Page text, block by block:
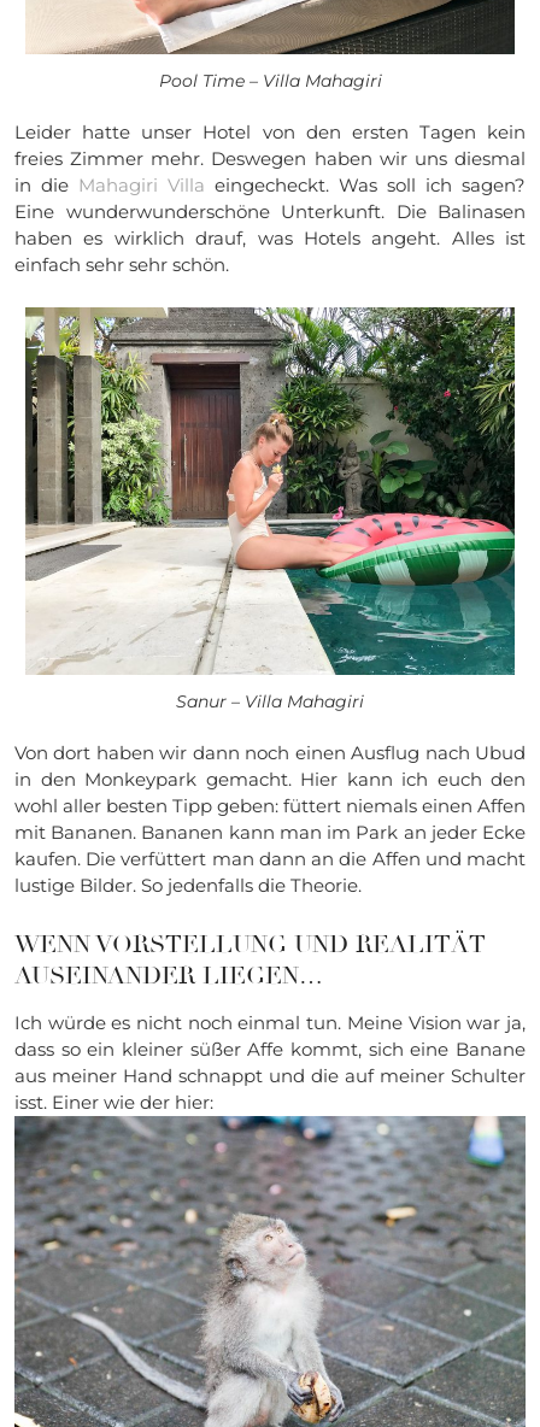
Pool Time – Villa Mahagiri
Leider hatte unser Hotel von den ersten Tagen kein
freies Zimmer mehr. Deswegen haben wir uns diesmal
in die Mahagiri Villa eingecheckt. Was soll ich sagen?
Eine wunderwunderschöne Unterkunft. Die Balinasen
haben es wirklich drauf, was Hotels angeht. Alles ist
einfach sehr sehr schön.
Sanur – Villa Mahagiri
Von dort haben wir dann noch einen Ausflug nach Ubud
in den Monkeypark gemacht. Hier kann ich euch den
wohl aller besten Tipp geben: füttert niemals einen Affen
mit Bananen. Bananen kann man im Park an jeder Ecke
kaufen. Die verfüttert man dann an die Affen und macht
lustige Bilder. So jedenfalls die Theorie.
WENN VORSTELLUNG UND REALITÄT
AUSEINANDER LIEGEN…
Ich würde es nicht noch einmal tun. Meine Vision war ja,
dass so ein kleiner süßer Affe kommt, sich eine Banane
aus meiner Hand schnappt und die auf meiner Schulter
isst. Einer wie der hier: